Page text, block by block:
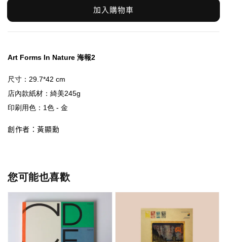
加入購物車
Art Forms In Nature 海報2
店內款紙材
創作者：黃顯勳
您可能也喜歡